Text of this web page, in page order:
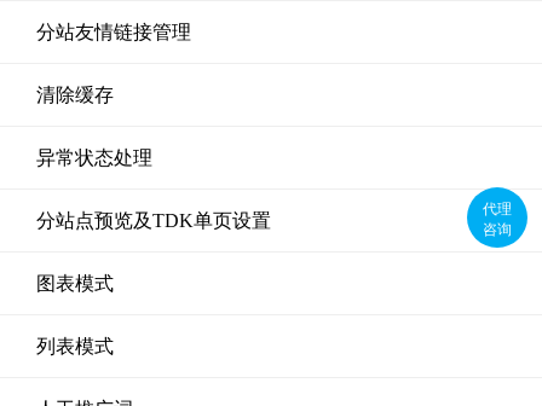
分站友情链接管理
清除缓存
异常状态处理
分站点预览及TDK单页设置
图表模式
列表模式
代理
咨询